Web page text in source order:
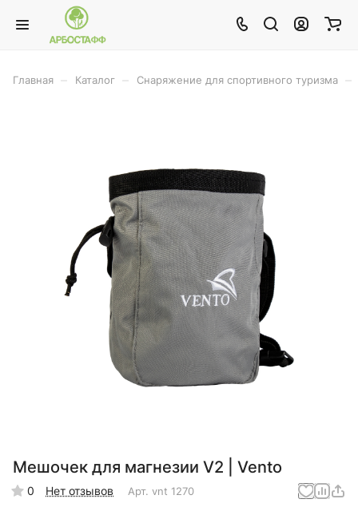
Главная Каталог Снаряжение для спортивного туризма
Мешочек для магнезии V2 | Vento
0 Нет отзывов Арт. vnt 1270